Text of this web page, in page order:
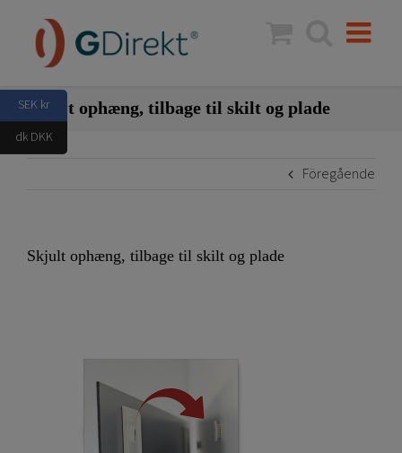
innehållet
Skjult ophæng, tilbage til skilt og plade
Föregående
Skjult ophæng, tilbage til skilt og plade
SEK kr
dk DKK